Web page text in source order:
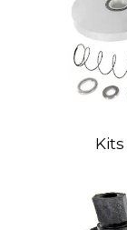
Kits